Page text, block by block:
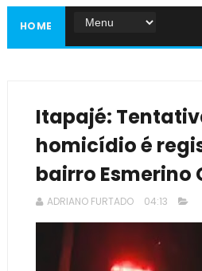
HOME
Itapajé:
homicídio é
bairro Esmerino
ADRIANO FURTADO 04:13